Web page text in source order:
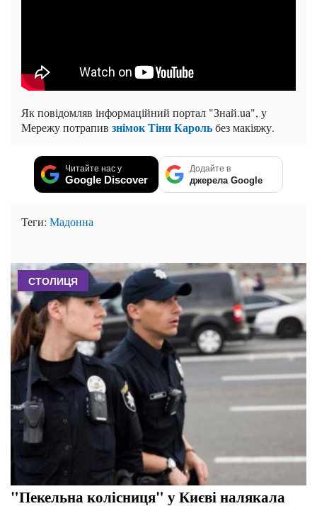
Як повідомляв інформаційний портал "Знай.uа", у
Мережу потрапив знімок Тіни Карольбез макіяжу.
Читайте нас у
Google Discover
Додайте в
джерела Google
Теги: Мадонна
СТОЛИЦЯ
"Пекельна колісниця" у Києві налякала